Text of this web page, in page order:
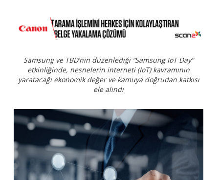
Samsung ve TBD’nin düzenlediği “Samsung IoT Day”
etkinliğinde, nesnelerin interneti (IoT) kavramının
yaratacağı ekonomik değer ve kamuya doğrudan katkısı
ele alındı